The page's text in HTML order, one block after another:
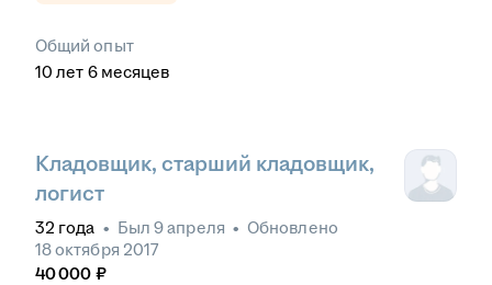
Общий опыт
10 лет 6 месяцев
Кладовщик, старший кладовщик,
логист
32 года • Был 9 апреля • Обновлено
18 октября 2017
40 000 ₽